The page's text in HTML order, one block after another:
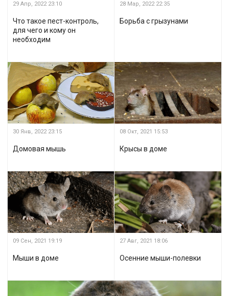
29 Апр, 2022 23:10
Что такое пест-контроль,
для чего и кому он
необходим
28 Мар, 2022 22:35
Борьба с грызунами
30 Янв, 2022 23:15
Домовая мышь
08 Окт, 2021 15:53
Крысы в доме
09 Сен, 2021 19:19
Мыши в доме
27 Авг, 2021 18:06
Осенние мыши-полевки